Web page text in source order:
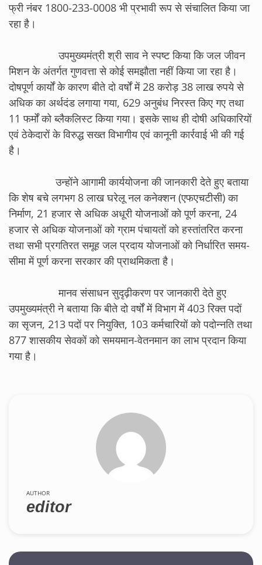
फ्री नंबर 1800-233-0008 भी प्रभावी रूप से संचालित किया जा
रहा है।
उपमुख्यमंत्री श्री साव ने स्पष्ट किया कि जल जीवन
मिशन के अंतर्गत गुणवत्ता से कोई समझौता नहीं किया जा रहा है।
दोषपूर्ण कार्यों के कारण बीते दो वर्षों में 28 करोड़ 38 लाख रुपये से
अधिक का अर्थदंड लगाया गया, 629 अनुबंध निरस्त किए गए तथा
11 फर्मों को ब्लैकलिस्ट किया गया। इसके साथ ही दोषी अधिकारियों
एवं ठेकेदारों के विरुद्ध सख्त विभागीय एवं कानूनी कार्रवाई भी की गई
है।
उन्होंने आगामी कार्ययोजना की जानकारी देते हुए बताया
कि शेष बचे लगभग 8 लाख घरेलू नल कनेक्शन (एफएचटीसी) का
निर्माण, 21 हजार से अधिक अधूरी योजनाओं को पूर्ण करना, 24
हजार से अधिक योजनाओं को ग्राम पंचायतों को हस्तांतरित करना
तथा सभी प्रगतिरत समूह जल प्रदाय योजनाओं को निर्धारित समय-
सीमा में पूर्ण करना सरकार की प्राथमिकता है।
मानव संसाधन सुदृढ़ीकरण पर जानकारी देते हुए
उपमुख्यमंत्री ने बताया कि बीते दो वर्षों में विभाग में 403 रिक्त पदों
का सृजन, 213 पदों पर नियुक्ति, 103 कर्मचारियों को पदोन्नति तथा
877 शासकीय सेवकों को समयमान-वेतनमान का लाभ प्रदान किया
गया है।
AUTHOR
editor